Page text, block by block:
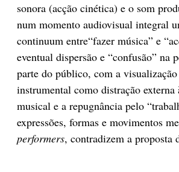
sonora (acção cinética) e o som
num momento audiovisual integral
continuum entre“fazer música” e
eventual dispersão e “confusão” na
parte do público, com a visualização
instrumental como distração externa
musical e a repugnância pelo
expressões, formas e movimentos
performers, contradizem a proposta